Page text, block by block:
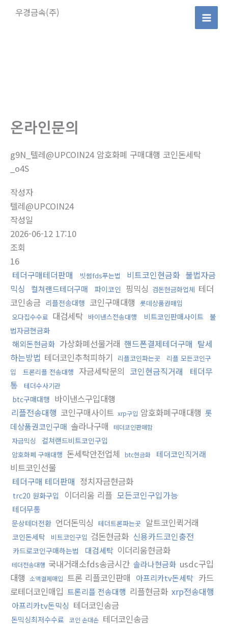
우경금속(주)
Main
온라인문의
g9N_텔레@UPCOIN24 암호화폐 구매대행 코인돈세탁
_o4S
작성자
텔레@UPCOIN24
작성일
2026-06-12 17:10
조회
16
테더구매테더판매
빗썸fds푸는법 비트코인현금화 불법자금
믹싱
컬쳐랜드테더구매 파이코인 핑믹싱 검돈현금화업체 테더
코인송금 리플전송대행 코인구매대행 롯데상품권매입
오다집수수료 대검세탁 바이낸스전송대행 비트코인판매사이트 불
법자금현금화
해외돈현금화 가상화폐선물거래 핸드폰결제테더구매 탈세
하는방법 테더코인추척피하기 리플코인파는곳
리플 모든코인구
입
트론리플 전송대행 자금세탁문의 코인현금직거래
테더무
통
테더수사기관
btc구매대행 바이낸스구입대행
리플전송대행 코인구매사이트 xrp구입 암호화폐구매대행 롯
데상품권코인구매 솔라나구매 테더코인판매함
자금믹싱 컬쳐랜드비트코인구입
암호화폐 구매대행 돈세탁안전업체 btc현금화 테더코인직거래
비트코인선물
테더구매 테더판매 정치자금현금화
trc20 원화구입 이더리움 리플 모든코인구입가능
테더무통
문상테더전환 언더돈믹싱 테더트론파는곳 알트코인퀵거래
코인돈세탁 비트코인구입 검돈현금화 신용카드코인충전
카드로코인구매하는법 대검세탁 이더리움현금화
테더전송대행 국내거래소fds송금시간 솔라나현금화 usdc구입
대행 소액결제매입 트론 리플코인판매 아프리카tv돈세탁 카드
로테더코인매입 트론리플 전송대행 리플현금화 xrp전송대행
아프리카tv돈믹싱 테더코인송금
돈믹싱최저수수료 코인 손대손 테더코인송금